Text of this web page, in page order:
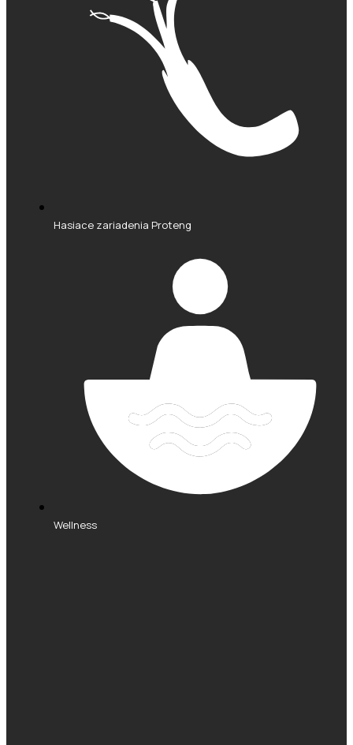
Hasiace zariadenia Proteng
Wellness